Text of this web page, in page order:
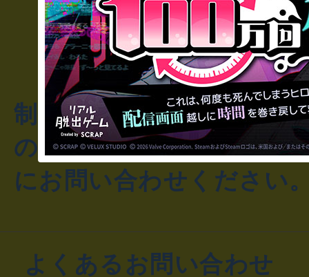
制作のご相談・コラボレ
のお客様からのご質問や
にお問い合わせください
よくあるお問い合わせ